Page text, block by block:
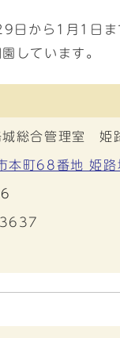
日から1月1日ま
しています。
総合管理室 姫
町68番地 姫路